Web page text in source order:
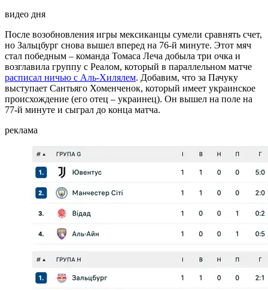
видео дня
После возобновления игры мексиканцы сумели сравнять счет,
но Зальцбург снова вышел вперед на 76-й минуте. Этот мяч
стал победным – команда Томаса Леча добыла три очка и
возглавила группу с Реалом, который в параллельном матче
расписал ничью с Аль-Хилялем. Добавим, что за Пачуку
выступает Сантьяго Хоменченок, который имеет украинское
происхождение (его отец – украинец). Он вышел на поле на
77-й минуте и сыграл до конца матча.
реклама